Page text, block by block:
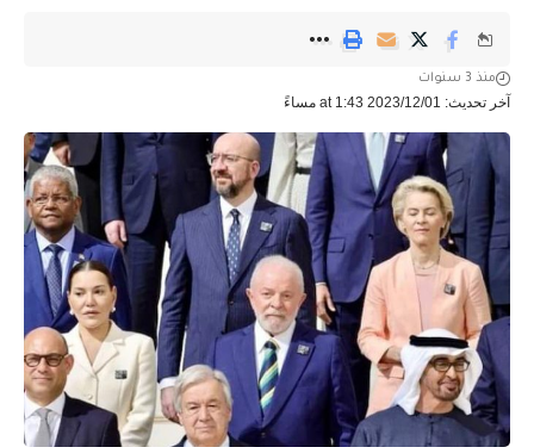
آخر تحديث: 2023/12/01 at 1:43 مساءً
منذ 3 سنوات